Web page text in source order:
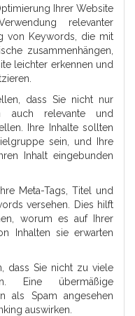
Ihrer Website
relevanter
von Keywords, die mit
zusammenhängen,
leichter erkennen und
dass Sie nicht nur
auch relevante und
Ihre Inhalte sollten
sein, und Ihre
Inhalt eingebunden
Meta-Tags, Titel und
versehen. Dies hilft
worum es auf Ihrer
Inhalten sie erwarten
dass Sie nicht zu viele
Eine übermäßige
als Spam angesehen
auswirken.